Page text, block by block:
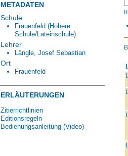
METADATEN
Schule
Frauenfeld (Höhere
Schule/Lateinschule)
Lehrer
Längle, Josef Sebastian
Ort
Frauenfeld
ERLÄUTERUNGEN
Zitierrichtlinien
Editionsregeln
Bedienungsanleitung (Video)